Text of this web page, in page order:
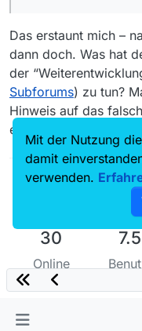
Das erstaunt mich –
dann doch. Was hat
der
Subforums) zu tun?
Hinweis auf das
eben ein Hinweis war.
30
Online
Mit der Nutzung
damit
verwenden.